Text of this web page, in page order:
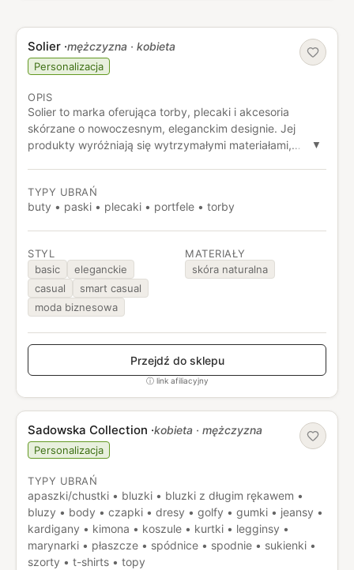
Solier ·mężczyzna · kobieta
Personalizacja
OPIS
Solier to marka oferująca torby, plecaki i akcesoria
skórzane o nowoczesnym, eleganckim designie. Jej
produkty wyróżniają się wytrzymałymi materiałami,
podczas podróży.
▼
TYPY UBRAŃ
buty • paski • plecaki • portfele • torby
STYL
basic
eleganckie
casual
smart casual
moda biznesowa
MATERIAŁY
skóra naturalna
Przejdź do sklepu
ⓘ link afiliacyjny
Sadowska Collection ·kobieta · mężczyzna
Personalizacja
TYPY UBRAŃ
apaszki/chustki • bluzki • bluzki z długim rękawem •
bluzy • body • czapki • dresy • golfy • gumki • jeansy •
kardigany • kimona • koszule • kurtki • legginsy •
marynarki • płaszcze • spódnice • spodnie • sukienki •
szorty • t-shirts • topy